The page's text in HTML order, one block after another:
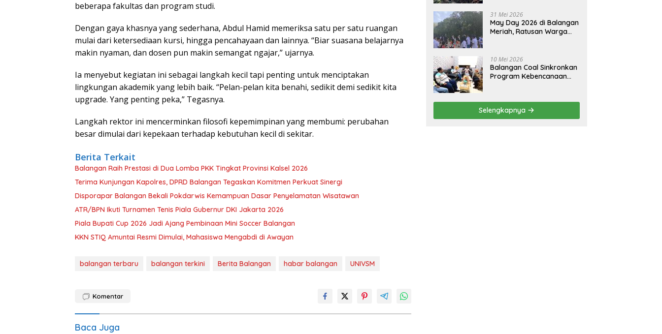
beberapa fakultas dan program studi.
Dengan gaya khasnya yang sederhana, Abdul Hamid memeriksa satu per satu ruangan
mulai dari ketersediaan kursi, hingga pencahayaan dan lainnya. “Biar suasana belajarnya
makin nyaman, dan dosen pun makin semangat ngajar,” ujarnya.
Ia menyebut kegiatan ini sebagai langkah kecil tapi penting untuk menciptakan
lingkungan akademik yang lebih baik. “Pelan-pelan kita benahi, sedikit demi sedikit kita
upgrade. Yang penting peka,” Tegasnya.
Langkah rektor ini mencerminkan filosofi kepemimpinan yang membumi: perubahan
besar dimulai dari kepekaan terhadap kebutuhan kecil di sekitar.
Berita Terkait
Balangan Raih Prestasi di Dua Lomba PKK Tingkat Provinsi Kalsel 2026
Terima Kunjungan Kapolres, DPRD Balangan Tegaskan Komitmen Perkuat Sinergi
Disporapar Balangan Bekali Pokdarwis Kemampuan Dasar Penyelamatan Wisatawan
ATR/BPN Ikuti Turnamen Tenis Piala Gubernur DKI Jakarta 2026
Piala Bupati Cup 2026 Jadi Ajang Pembinaan Mini Soccer Balangan
KKN STIQ Amuntai Resmi Dimulai, Mahasiswa Mengabdi di Awayan
balangan terbaru balangan terkini Berita Balangan habar balangan UNIVSM
Komentar
Baca Juga
31 Mei 2026
May Day 2026 di Balangan
Meriah, Ratusan Warga
10 Mei 2026
Balangan Coal Sinkronkan
Program Kebencanaan
Selengkapnya